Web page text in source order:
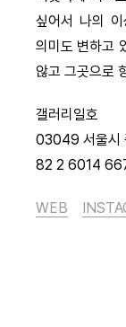
싶어서 나의 이
의미도 변하고
않고 그곳으로
갤러리일호
03049 서울시
82 2 6014
WEB